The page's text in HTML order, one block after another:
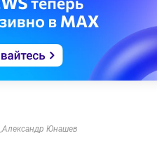
,Александр Юнашев